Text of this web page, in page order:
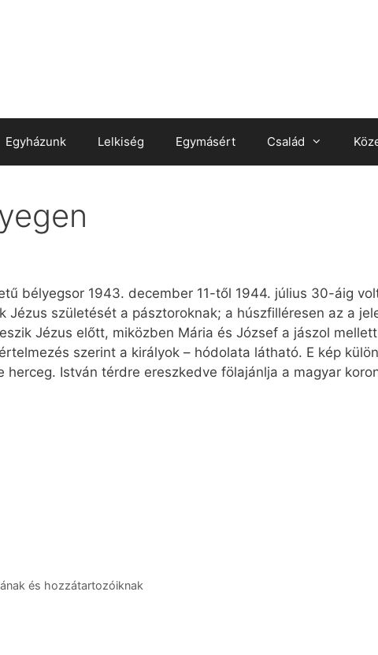
Egyházunk Lelkiség Egymásért Család
bélyegsor 1943. december 11-től 1944. július 30-áig
Jézus születését a pásztoroknak; a húszfilléresen az a
Jézus előtt, miközben Mária és József a jászol
szerint a királyok – hódolata látható. E kép
herceg. István térdre ereszkedve fölajánlja a magyar
és hozzátartozóiknak